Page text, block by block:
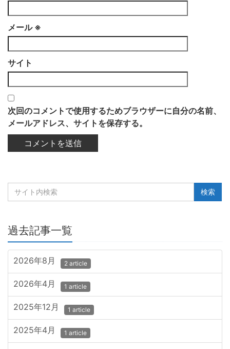
メール ※
サイト
次回のコメントで使用するためブラウザーに自分の名前、
メールアドレス、サイトを保存する。
過去記事一覧
2026年8月 2 article
2026年4月 1 article
2025年12月 1 article
2025年4月 1 article